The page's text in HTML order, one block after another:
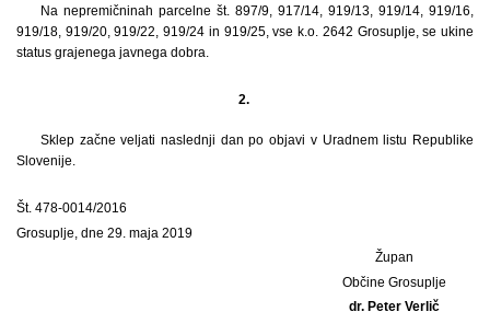
Na nepremičninah parcelne št. 897/9, 917/14, 919/13, 919/14, 919/16,
919/18, 919/20, 919/22, 919/24 in 919/25, vse k.o. 2642 Grosuplje, se ukine
status grajenega javnega dobra.
2.
Sklep začne veljati naslednji dan po objavi v Uradnem listu Republike
Slovenije.
Št. 478-0014/2016
Grosuplje, dne 29. maja 2019
Župan
Občine Grosuplje
dr. Peter Verlič